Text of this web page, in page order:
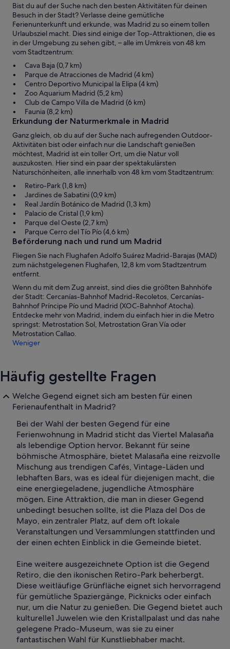
Bist du auf der Suche nach den besten Aktivitäten für deinen
Besuch in der Stadt? Verlasse deine gemütliche
Ferienunterkunft und erkunde, was Madrid zu so einem tollen
Urlaubsziel macht. Dies sind einige der Top-Attraktionen, die es
in der Umgebung zu sehen gibt, – alle im Umkreis von 48 km
vom Stadtzentrum:
Cava Baja (0,7 km)
Parque de Atracciones de Madrid (4 km)
Centro Deportivo Municipal la Elipa (4 km)
Zoo Aquarium Madrid (5,2 km)
Club de Campo Villa de Madrid (6 km)
Faunia (8,2 km)
Erkundung der Naturmerkmale in Madrid
Ganz gleich, ob du auf der Suche nach aufregenden Outdoor-
Aktivitäten bist oder einfach nur die Landschaft genießen
möchtest, Madrid ist ein toller Ort, um die Natur voll
auszukosten. Hier sind ein paar der spektakulärsten
Naturschönheiten, alle innerhalb von 48 km vom Stadtzentrum:
Retiro-Park (1,8 km)
Jardines de Sabatini (0,9 km)
Real Jardín Botánico de Madrid (1,3 km)
Palacio de Cristal (1,9 km)
Parque del Oeste (2,7 km)
Parque Cerro del Tío Pío (4,6 km)
Beförderung nach und rund um Madrid
Fliegen Sie nach Flughafen Adolfo Suárez Madrid-Barajas (MAD)
zum nächstgelegenen Flughafen, 12,8 km vom Stadtzentrum
entfernt.
Wenn du mit dem Zug anreist, sind dies die größten Bahnhöfe
der Stadt: Cercanías-Bahnhof Madrid-Recoletos, Cercanías-
Bahnhof Príncipe Pío und Madrid (XOC-Bahnhof Atocha).
Entdecke mehr von Madrid, indem du einfach hier in die Metro
springst: Metrostation Sol, Metrostation Gran Vía oder
Metrostation Callao.
Weniger
Häufig gestellte Fragen
Welche Gegend eignet sich am besten für einen
Ferienaufenthalt in Madrid?
Bei der Wahl der besten Gegend für eine
Ferienwohnung in Madrid sticht das Viertel Malasaña
als lebendige Option hervor. Bekannt für seine
böhmische Atmosphäre, bietet Malasaña eine reizvolle
Mischung aus trendigen Cafés, Vintage-Läden und
lebhaften Bars, was es ideal für diejenigen macht, die
eine energiegeladene, jugendliche Atmosphäre
mögen. Eine Attraktion, die man in dieser Gegend
unbedingt besuchen sollte, ist die Plaza del Dos de
Mayo, ein zentraler Platz, auf dem oft lokale
Veranstaltungen und Versammlungen stattfinden und
der einen echten Einblick in die Gemeinde bietet.
Eine weitere ausgezeichnete Option ist die Gegend
Retiro, die den ikonischen Retiro-Park beherbergt.
Diese weitläufige Grünfläche eignet sich hervorragend
für gemütliche Spaziergänge, Picknicks oder einfach
nur, um die Natur zu genießen. Die Gegend bietet auch
kulturelle1 Juwelen wie den Kristallpalast und das nahe
gelegene Prado-Museum, was sie zu einer
fantastischen Wahl für Kunstliebhaber macht.